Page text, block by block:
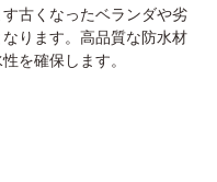
古くなったベランダや劣
ります。高品質な防水材
を確保します。